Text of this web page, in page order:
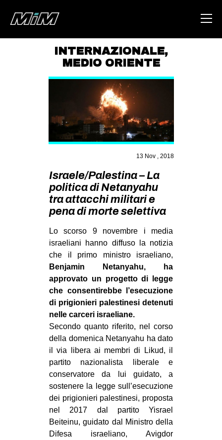
HOME
ABOUT
AREA
DEGENERAZIONE
GAZA FREESTYLE
CSOA LAMBRETTA
MSM
STUDENTI TSUNAMI
ZAM
MILANO
MOBILITAZIONI
SPAZI
SPORT POPOLARE
MOVIMENTI
AMBIENTE
ANTIFASCISMO
DIRITTO ALL’ABITARE
GENERI
MIGRAZIONI
PRECARIATO
REPRESSIONE
STUDENTI
INTERNAZIONALE,
MEDIO ORIENTE
13 Nov , 2018
Israele/Palestina – La
politica di Netanyahu
tra attacchi militari e
pena di morte selettiva
Lo scorso 9 novembre i media
israeliani hanno diffuso la notizia
che il primo ministro israeliano,
Benjamin Netanyahu, ha
approvato un progetto di legge
che consentirebbe l’esecuzione
di prigionieri palestinesi detenuti
nelle carceri israeliane.
Secondo quanto riferito, nel corso
della domenica Netanyahu ha dato
il via libera ai membri di Likud, il
partito nazionalista liberale e
conservatore da lui guidato, a
sostenere la legge sull’esecuzione
dei prigionieri palestinesi, proposta
nel 2017 dal partito Yisrael
Beiteinu, guidato dal Ministro della
Difesa israeliano, Avigdor